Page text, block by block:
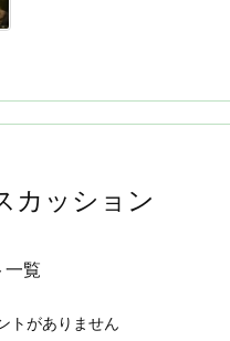
カッション
一覧
トがありません